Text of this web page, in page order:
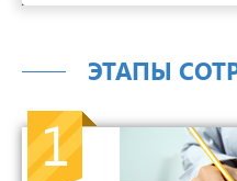
ЭТАПЫ
1